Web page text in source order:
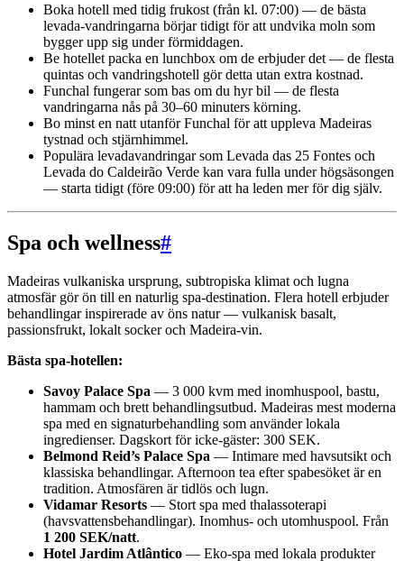
Boka hotell med tidig frukost (från kl. 07:00) — de bästa
levada-vandringarna börjar tidigt för att undvika moln som
bygger upp sig under förmiddagen.
Be hotellet packa en lunchbox om de erbjuder det — de flesta
quintas och vandringshotell gör detta utan extra kostnad.
Funchal fungerar som bas om du hyr bil — de flesta
vandringarna nås på 30–60 minuters körning.
Bo minst en natt utanför Funchal för att uppleva Madeiras
tystnad och stjärnhimmel.
Populära levadavandringar som Levada das 25 Fontes och
Levada do Caldeirão Verde kan vara fulla under högsäsongen
— starta tidigt (före 09:00) för att ha leden mer för dig själv.
Spa och wellness#
Madeiras vulkaniska ursprung, subtropiska klimat och lugna
atmosfär gör ön till en naturlig spa-destination. Flera hotell erbjuder
behandlingar inspirerade av öns natur — vulkanisk basalt,
passionsfrukt, lokalt socker och Madeira-vin.
Bästa spa-hotellen:
Savoy Palace Spa — 3 000 kvm med inomhuspool, bastu,
hammam och brett behandlingsutbud. Madeiras mest moderna
spa med en signaturbehandling som använder lokala
ingredienser. Dagskort för icke-gäster: 300 SEK.
Belmond Reid’s Palace Spa — Intimare med havsutsikt och
klassiska behandlingar. Afternoon tea efter spabesöket är en
tradition. Atmosfären är tidlös och lugn.
Vidamar Resorts — Stort spa med thalassoterapi
(havsvattensbehandlingar). Inomhus- och utomhuspool. Från
1 200 SEK/natt.
Hotel Jardim Atlântico — Eko-spa med lokala produkter